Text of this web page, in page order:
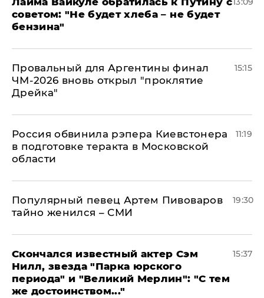
советом: "Не будет хлеба – не будет
бензина"
Провальный для Аргентины финал
ЧМ-2026 вновь открыл "проклятие
Дрейка"
15:15
Россия обвинила рэпера Киевстонера
в подготовке теракта в Московской
области
11:19
Популярный певец Артем Пивоваров
тайно женился – СМИ
19:30
Скончался известный актер Сэм
Нилл, звезда "Парка юрского
периода" и "Великий Мерлин": "С тем
же достоинством..."
15:37